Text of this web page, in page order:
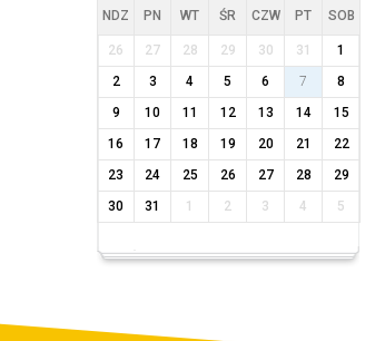
NDZ PN WT ŚR CZW PT SOB
26 27 28 29 30 31
1
2
3 4 5 6 7
8
9
10 11 12 13 14
15
16
17 18 19 20 21
22
23
24 25 26 27 28
29
30
31 1 2 3 4 5